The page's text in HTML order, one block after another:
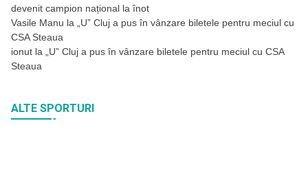
devenit campion național la înot
Vasile Manu la
„U” Cluj a pus în vânzare biletele pentru meciul cu
CSA Steaua
ionut la
„U” Cluj a pus în vânzare biletele pentru meciul cu CSA
Steaua
ALTE SPORTURI